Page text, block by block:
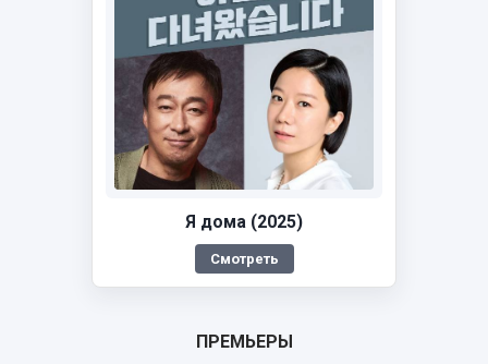
Я дома (2025)
Смотреть
ПРЕМЬЕРЫ